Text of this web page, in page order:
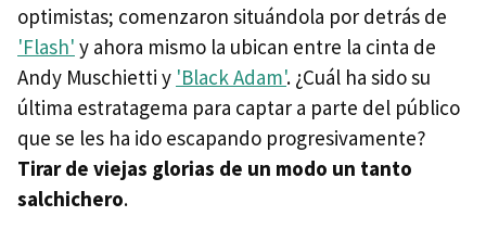
optimistas; comenzaron situándola por detrás de
'Flash' y ahora mismo la ubican entre la cinta de
Andy Muschietti y 'Black Adam'. ¿Cuál ha sido su
última estratagema para captar a parte del público
que se les ha ido escapando progresivamente?
Tirar de viejas glorias de un modo un tanto
salchichero.